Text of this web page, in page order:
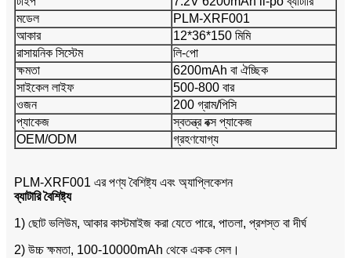
মডেল
PLM-XRF001
আকার
12*36*150 মিমি
রাসায়নিক সিস্টেম
লি-পো
ক্ষমতা
6200mAh বা ঐচ্ছিক
সাইকেল লাইফ
500-800 বার
ওজন
200 গ্রাম/পিসি
প্যাকেজ
স্বতন্ত্র বক্স প্যাকেজ
OEM/ODM
গ্রহণযোগ্য
PLM-XRF001 এর পণ্য বৈশিষ্ট্য এবং অ্যাপ্লিকেশন
ব্যাটারি বৈশিষ্ট্য
1) ছোট ভলিউম, আকার কাস্টমাইজ করা যেতে পারে, পাতলা, প্রশস্ত বা দীর্ঘ
2) উচ্চ ক্ষমতা, 100-10000mAh থেকে একক সেল।